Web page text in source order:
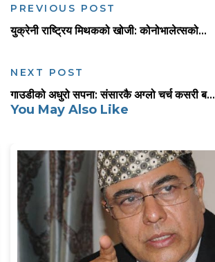
PREVIOUS POST
युक्रेनी राष्ट्रिय मिथकको खोजी: कोनोभालेत्सको...
NEXT POST
गाउडीको अधुरो सपना: संसारकै अग्लो चर्च कसरी ब...
You May Also Like